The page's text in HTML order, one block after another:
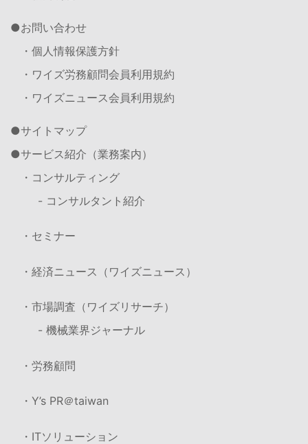
お問い合わせ
・個人情報保護方針
・ワイズ労務顧問会員利用規約
・ワイズニュース会員利用規約
サイトマップ
サービス紹介（業務案内）
・コンサルティング
- コンサルタント紹介
・セミナー
・経済ニュース（ワイズニュース）
・市場調査（ワイズリサーチ）
- 機械業界ジャーナル
・労務顧問
・Y’s PR＠taiwan
・ITソリューション